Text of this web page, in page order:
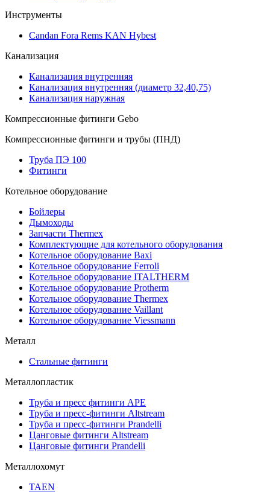
Инструменты
Candan Fora Rems KAN Hybest
Канализация
Канализация внутренняя
Канализация внутренняя (диаметр 32,40,75)
Канализация наружная
Компрессионные фитинги Gebo
Компрессионные фитинги и трубы (ПНД)
Труба ПЭ 100
Фитинги
Котельное оборудование
Бойлеры
Дымоходы
Запчасти Thermex
Комплектующие для котельного оборудования
Котельное оборудование Baxi
Котельное оборудование Ferroli
Котельное оборудование ITALTHERM
Котельное оборудование Protherm
Котельное оборудование Thermex
Котельное оборудование Vaillant
Котельное оборудование Viessmann
Металл
Стальные фитинги
Металлопластик
Труба и пресс фитинги APE
Труба и пресс-фитинги Altstream
Труба и пресс-фитинги Prandelli
Цанговые фитинги Altstream
Цанговые фитинги Prandelli
Металлохомут
TAEN